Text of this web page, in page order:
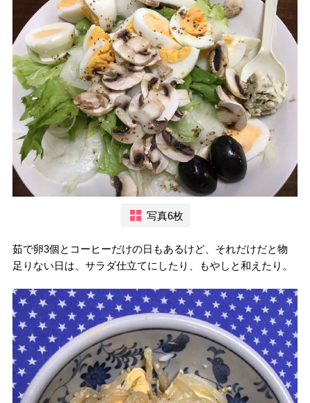
写真6枚
茹で卵3個とコーヒーだけの日もあるけど、それだけだと物
足りない日は、サラダ仕立てにしたり、もやしと和えたり。